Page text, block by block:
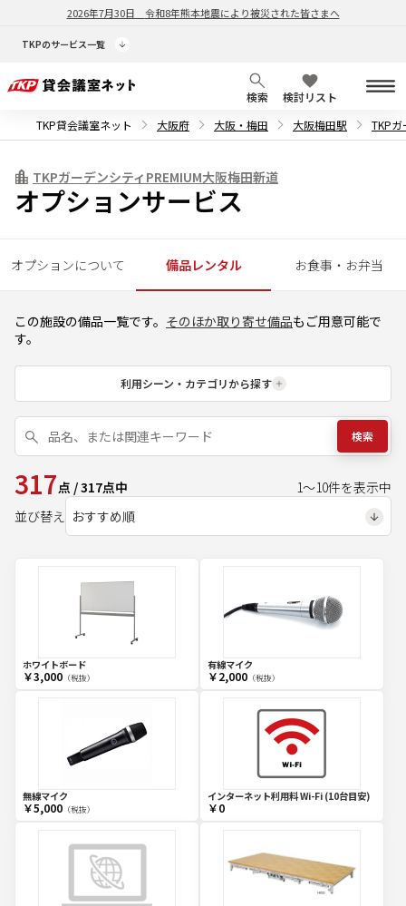
2026年7月30日 令和8年熊本地震により被災された皆さまへ
TKPのサービス一覧
検索
検討リスト
TKP貸会議室ネット
大阪府 大阪・梅田 大阪梅田駅 TKPガ
TKPガーデンシティPREMIUM大阪梅田新道
オプションサービス
オプションについて 備品レンタル お食事・お弁当
この施設の備品一覧です。 そのほか取り寄せ備品もご用意可能で
す。
利用シーン・カテゴリから探す
検索
317点 /317点中 1～10件を表示中
並び替え
ホワイトボード
￥3,000（税抜）
有線マイク
￥2,000（税抜）
無線マイク
￥5,000（税抜）
インターネット利用料 Wi-Fi (10台目安)
￥0